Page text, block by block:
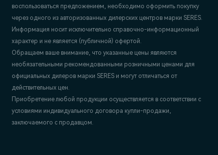
воспользоваться предложением, необходимо оформить покупку
через одного из авторизованных дилерских центров марки SERES.
Информация носит исключительно справочно-информационный
характер и не является (публичной) офертой.
Обращаем ваше внимание, что указанные цены являются
необязательными рекомендованными розничными ценами для
официальных дилеров марки SERES и могут отличаться от
действительных цен.
Приобретение любой продукции осуществляется в соответствии с
условиями индивидуального договора купли-продажи,
заключаемого с продавцом.